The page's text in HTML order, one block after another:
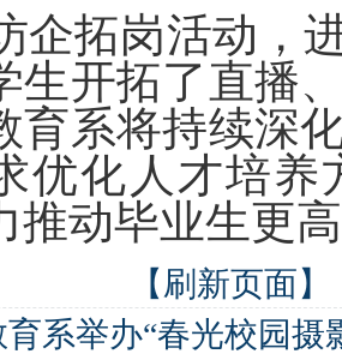
企拓岗活动，
生开拓了直播
育系将持续深
优化人才培
推动毕业生更
【刷新页面】
育系举办“春光校园摄